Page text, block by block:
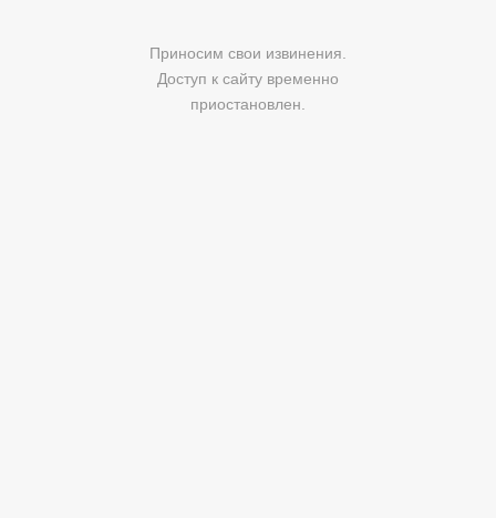
Приносим свои извинения.
Доступ к сайту временно
приостановлен.